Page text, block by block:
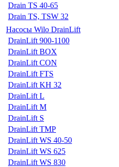
Drain TS 40-65
Drain TS, TSW 32
Насосы Wilo DrainLift
DrainLift 900-1100
DrainLift BOX
DrainLift CON
DrainLift FTS
DrainLift KH 32
DrainLift L
DrainLift M
DrainLift S
DrainLift TMP
DrainLift WS 40-50
DrainLift WS 625
DrainLift WS 830